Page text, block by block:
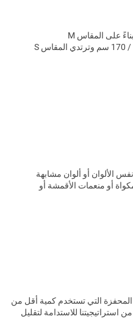
الألوان أو ألوان مشابهة
أو منعمات الأقمشة أو
المحفزة التي تستخدم كمية أقل من
استراتيجيتنا للاستدامة لتقليل